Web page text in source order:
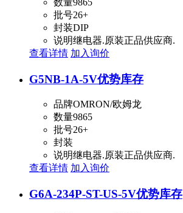
批号26+
封装DIP
说明继电器.原装正品供应商.
查看详情 加入询价
G5NB-1A-5V优势库存
品牌OMRON/欧姆龙
数量9865
批号26+
封装
说明继电器.原装正品供应商.
查看详情 加入询价
G6A-234P-ST-US-5V优势库存